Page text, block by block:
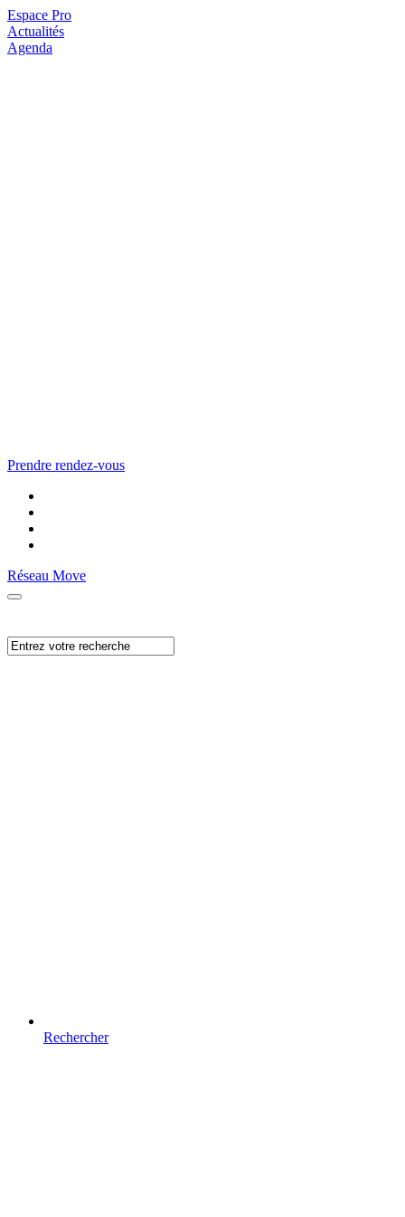
Espace Pro
Actualités
Agenda
Prendre rendez-vous
Réseau Move
Rechercher